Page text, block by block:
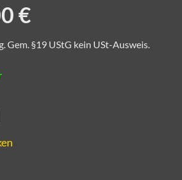
€
Gem. §19 UStG kein USt-Ausweis.
CRELALA Kunst sind zertifizierte